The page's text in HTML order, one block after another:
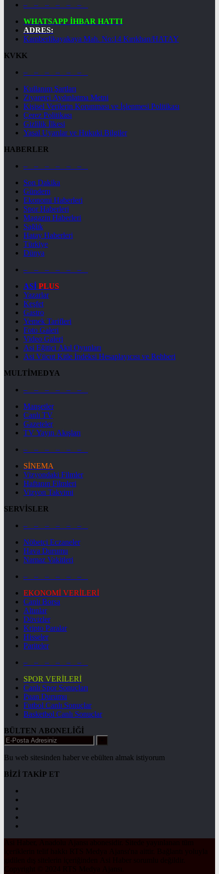
– – – – – –
WHATSAPP İHBAR HATTI
ADRES:
Kamberlikayakaya Mah. No:14 Kırıkhan/HATAY
KVKK
– – – – – –
Kullanım Şartları
Ziyaretçi Aydınlatma Metni
Kişisel Verilerin Korunması ve İşlenmesi Politikası
Çerez Politikası
Gizlilik İlkesi
Yasal Uyarılar ve Hukuki Bilgiler
HABERLER
– – – – – –
Son Dakika
Gündem
Ekonomi Haberleri
Spor Haberleri
Magazin Haberleri
Sağlık
Hatay Haberleri
Türkiye
Dünya
– – – – – –
ASİ PLUS
Yazarlar
Keşfet
Gastro
Yemek Tarifleri
Foto Galeri
Video Galeri
Asi Eğitici Akıl Oyunları
Asi Vücut Kitle İndeksi Hesaplayıcısı ve Rehberi
MULTİMEDYA
– – – – – –
Manşetler
Canlı TV
Gazeteler
TV Yayın Akışları
– – – – – –
SİNEMA
Vizyondaki Filmler
Haftanın Filmleri
Vizyon Takvimi
SERVİSLER
– – – – – –
Nöbetçi Eczaneler
Hava Durumu
Namaz Vakitleri
– – – – – –
EKONOMİ VERİLERİ
Canlı Borsa
Altınlar
Dövizler
Kripto Paralar
Hisseler
Pariteler
– – – – – –
SPOR VERİLERİ
Canlı Spor Sonuçları
Puan Durumu
Futbol Canlı Sonuçlar
Basketbol Canlı Sonuçlar
BÜLTEN ABONELİĞİ
Bu web sitesinden haber ve ebülten almak istiyorum
BİZİ TAKİP ET